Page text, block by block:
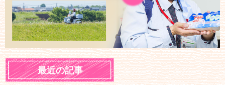
最近の記事